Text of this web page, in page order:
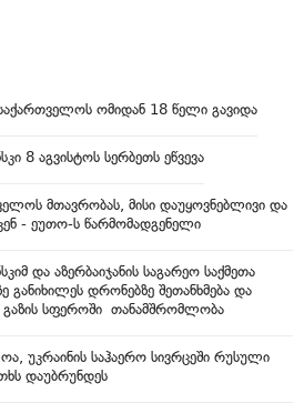
ომიდან 18 წელი გავიდა
8 აგვისტოს სერბეთს ეწვევა
მთავრობას, მისი დაუყოვნებლივი და
- ეუთო-ს წარმომადგენელი
და აზერბაიჯანის საგარეო საქმეთა
განიხილეს დრონებზე შეთანხმება და
გაზის სფეროში თანამშრომლობა
უკრაინის საჰაერო სივრცეში რუსული
დაუბრუნდეს